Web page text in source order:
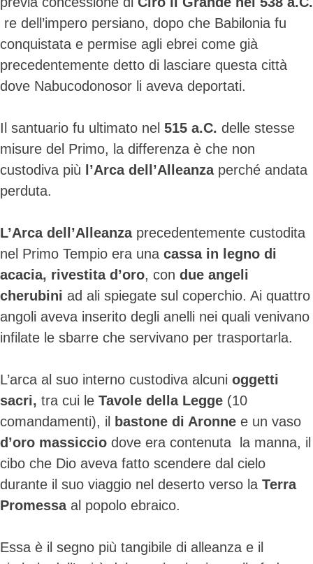
to
content
re dell’impero persiano, dopo che Babilonia fu
conquistata e permise agli ebrei come già
precedentemente detto di lasciare questa città
dove Nabucodonosor li aveva deportati.
Il santuario fu ultimato nel 515 a.C. delle stesse
misure del Primo, la differenza è che non
custodiva più l’Arca dell’Alleanza perché andata
perduta.
L’Arca dell’Alleanza precedentemente custodita
nel Primo Tempio era una cassa in legno di
acacia, rivestita d’oro, con due angeli
cherubini ad ali spiegate sul coperchio. Ai quattro
angoli aveva inserito degli anelli nei quali venivano
infilate le sbarre che servivano per trasportarla.
L’arca al suo interno custodiva alcuni oggetti
sacri, tra cui le Tavole della Legge (10
comandamenti), il bastone di Aronne e un vaso
d’oro massiccio dove era contenuta la manna, il
cibo che Dio aveva fatto scendere dal cielo
durante il suo viaggio nel deserto verso la Terra
Promessaal popolo ebraico.
Essa è il segno più tangibile di alleanza e il